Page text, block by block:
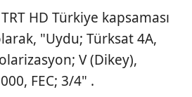
HD Türkiye kapsaması
"Uydu; Türksat 4A,
V (Dikey),
FEC; 3/4" .